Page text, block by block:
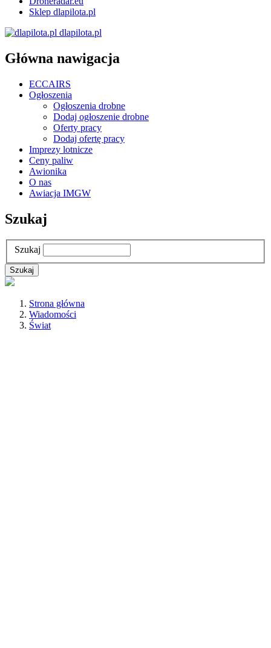
Sklep dlapilota.pl
dlapilota.pl
Główna nawigacja
ECCAIRS
Ogłoszenia
Ogłoszenia drobne
Dodaj ogłoszenie drobne
Oferty pracy
Dodaj ofertę pracy
Imprezy lotnicze
Ceny paliw
Awionika
O nas
Awiacja IMGW
Szukaj
Szukaj
Strona główna
Wiadomości
Świat